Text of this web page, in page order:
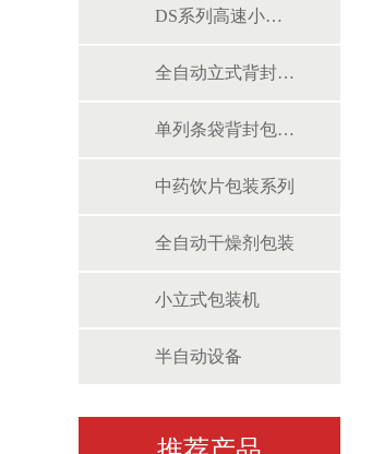
DS系列高速小立式包装机
全自动立式背封包装机
单列条袋背封包装机
中药饮片包装系列
全自动干燥剂包装
小立式包装机
半自动设备